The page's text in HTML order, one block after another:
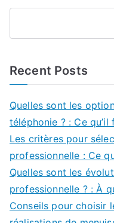
Recent Posts
Quelles sont les
téléphonie ? : Ce
Les critères pour
professionnelle : Ce
Quelles sont les
professionnelle ? : À
Conseils pour choisir